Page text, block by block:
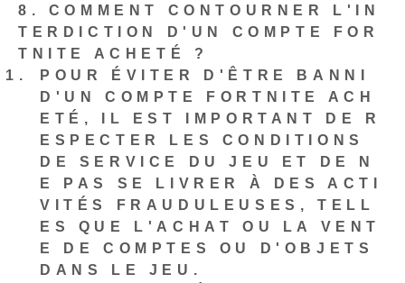
8. COMMENT CONTOURNER L'IN
TERDICTION D'UN COMPTE FOR
TNITE ACHETÉ ?
POUR ÉVITER D'ÊTRE BANNI
D'UN COMPTE FORTNITE ACH
ETÉ, IL EST IMPORTANT DE R
ESPECTER LES CONDITIONS
DE SERVICE DU JEU ET DE N
E PAS SE LIVRER À DES ACTI
VITÉS FRAUDULEUSES, TELL
ES QUE L'ACHAT OU LA VENT
E DE COMPTES OU D'OBJETS
DANS LE JEU.